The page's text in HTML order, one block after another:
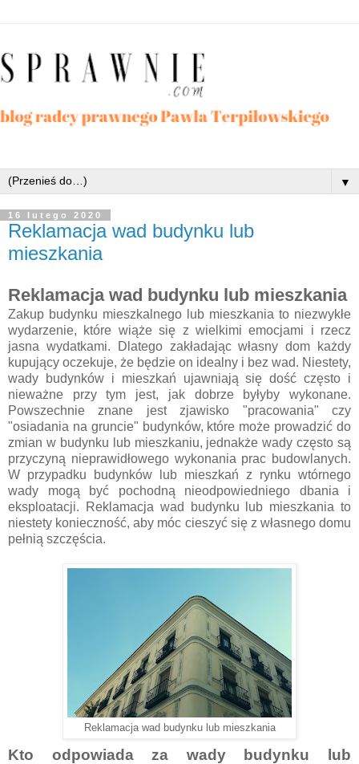
▼
16 lutego 2020
Reklamacja wad budynku lub
mieszkania
Reklamacja wad budynku lub mieszkania
Zakup budynku mieszkalnego lub mieszkania to niezwykłe
wydarzenie, które wiąże się z wielkimi emocjami i rzecz
jasna wydatkami. Dlatego zakładając własny dom każdy
kupujący oczekuje, że będzie on idealny i bez wad. Niestety,
wady budynków i mieszkań ujawniają się dość często i
nieważne przy tym jest, jak dobrze byłyby wykonane.
Powszechnie znane jest zjawisko "pracowania" czy
"osiadania na gruncie" budynków, które może prowadzić do
zmian w budynku lub mieszkaniu, jednakże wady często są
przyczyną nieprawidłowego wykonania prac budowlanych.
W przypadku budynków lub mieszkań z rynku wtórnego
wady mogą być pochodną nieodpowiedniego dbania i
eksploatacji. Reklamacja wad budynku lub mieszkania to
niestety konieczność, aby móc cieszyć się z własnego domu
pełnią szczęścia.
Reklamacja wad budynku lub mieszkania
Kto odpowiada za wady budynku lub